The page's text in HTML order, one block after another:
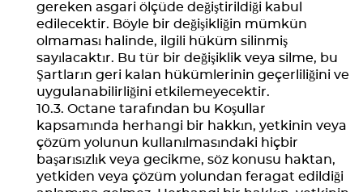
gereken asgari ölçüde değiştirildiği kabul
edilecektir. Böyle bir değişikliğin mümkün
olmaması halinde, ilgili hüküm silinmiş
sayılacaktır. Bu tür bir değişiklik veya silme, bu
Şartların geri kalan hükümlerinin geçerliliğini ve
uygulanabilirliğini etkilemeyecektir.
Octane tarafından bu Koşullar
kapsamında herhangi bir hakkın, yetkinin veya
çözüm yolunun kullanılmasındaki hiçbir
başarısızlık veya gecikme, söz konusu haktan,
yetkiden veya çözüm yolundan feragat edildiği